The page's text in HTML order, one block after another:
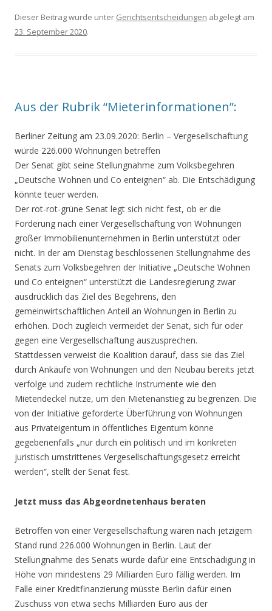
Dieser Beitrag wurde unter Gerichtsentscheidungen abgelegt am
23. September 2020.
Aus der Rubrik “Mieterinformationen”:
Berliner Zeitung am 23.09.2020: Berlin – Vergesellschaftung
würde 226.000 Wohnungen betreffen
Der Senat gibt seine Stellungnahme zum Volksbegehren
„Deutsche Wohnen und Co enteignen“ ab. Die Entschädigung
könnte teuer werden.
Der rot-rot-grüne Senat legt sich nicht fest, ob er die
Forderung nach einer Vergesellschaftung von Wohnungen
großer Immobilienunternehmen in Berlin unterstützt oder
nicht. In der am Dienstag beschlossenen Stellungnahme des
Senats zum Volksbegehren der Initiative „Deutsche Wohnen
und Co enteignen“ unterstützt die Landesregierung zwar
ausdrücklich das Ziel des Begehrens, den
gemeinwirtschaftlichen Anteil an Wohnungen in Berlin zu
erhöhen. Doch zugleich vermeidet der Senat, sich für oder
gegen eine Vergesellschaftung auszusprechen.​
Stattdessen verweist die Koalition darauf, dass sie das Ziel
durch Ankäufe von Wohnungen und den Neubau bereits jetzt
verfolge und zudem rechtliche Instrumente wie den
Mietendeckel nutze, um den Mietenanstieg zu begrenzen. Die
von der Initiative geforderte Überführung von Wohnungen
aus Privateigentum in öffentliches Eigentum könne
gegebenenfalls „nur durch ein politisch und im konkreten
juristisch umstrittenes Vergesellschaftungsgesetz erreicht
werden“, stellt der Senat fest.
Jetzt muss das Abgeordnetenhaus beraten
Betroffen von einer Vergesellschaftung wären nach jetzigem
Stand rund 226.000 Wohnungen in Berlin. Laut der
Stellungnahme des Senats würde dafür eine Entschädigung in
Höhe von mindestens 29 Milliarden Euro fällig werden. Im
Falle einer Kreditfinanzierung müsste Berlin dafür einen
Zuschuss von etwa sechs Milliarden Euro aus der